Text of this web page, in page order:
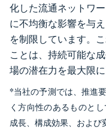
化した流通ネットワ
に不均衡な影響を与
を制限しています。
ことは、持続可能な
場の潜在力を最大限
*当社の予測では、推進
く方向性のあるものと
成長、構成効果、および